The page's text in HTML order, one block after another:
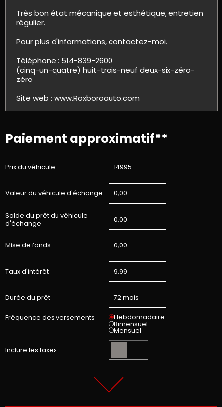
Très bon état mécanique et esthétique, entretien
régulier.
Pour plus d'informations, contactez-moi.
Téléphone : 514-839-2600
(cinq-un-quatre) huit-trois-neuf deux-six-zéro-
zéro
Site web : www.Roxboroauto.com
Paiement approximatif**
Prix du véhicule
Valeur du véhicule d'échange
Solde du prêt du véhicule
d'échange
Mise de fonds
Taux d'intérêt
Durée du prêt
Fréquence des versements
Hebdomadaire
Bimensuel
Mensuel
Inclure les taxes